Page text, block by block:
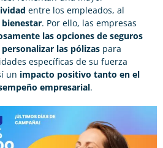
entre los empleados, al
. Por ello, las empresas
las opciones de seguros
personalizar las pólizas para
específicas de su fuerza
un impacto positivo tanto en el
empresarial.